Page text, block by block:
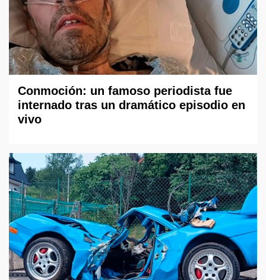
Conmoción: un famoso periodista fue
internado tras un dramático episodio en
vivo